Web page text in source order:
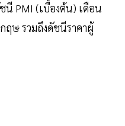
นี PMI (เบื้องต้น) เดือน
ฤษ รวมถึงดัชนีราคาผู้